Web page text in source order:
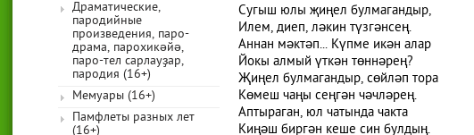
Сугыш юлы җиңел булмагандыр,
Илем, диеп, ләкин түзгәнсең.
Аннан мәктәп... Күпме икән алар
Йокы алмый үткән төннәрең?
Җиңел булмагандыр, сөйләп тора
Көмеш чаңы сеңгән чәчләрең.
Аптыраган, юл чатында чакта
Киңәш биргән кеше син булдың.
Драматические,
пародийные
произведения, паро-
драма, парохикәйә,
паро-тел сарлауҙар,
пародия (16+)
Мемуары (16+)
Памфлеты разных лет
(16+)